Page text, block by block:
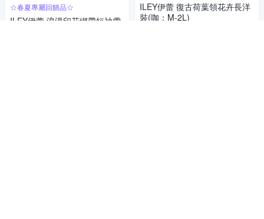
☆春夏專屬回饋品☆
ILEY伊蕾 浪漫印花綁帶短袖雪
ILEY伊蕾 復古荷葉領花卉長洋
裝(咖；M-2L)